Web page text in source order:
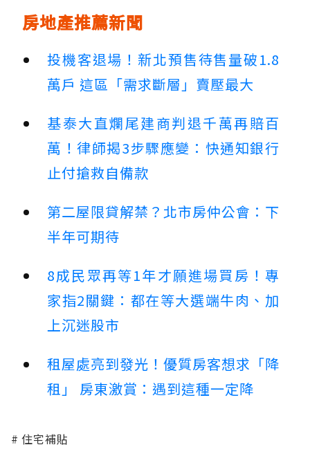
房地產推薦新聞
投機客退場！新北預售待售量破1.8
萬戶 這區「需求斷層」賣壓最大
基泰大直爛尾建商判退千萬再賠百
萬！律師揭3步驟應變：快通知銀行
止付搶救自備款
第二屋限貸解禁？北市房仲公會：下
半年可期待
8成民眾再等1年才願進場買房！專
家指2關鍵：都在等大選端牛肉、加
上沉迷股市
租屋處亮到發光！優質房客想求「降
租」 房東激賞：遇到這種一定降
住宅補貼